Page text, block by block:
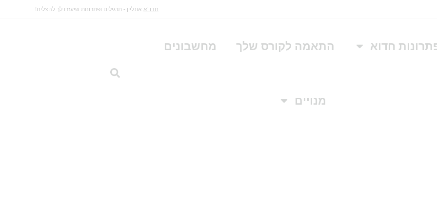
חדו"א אונליין - תרגילים ופתרונות שיעזרו לך להצליח!
חדוא התאמה לקורס שלך מחשבונים
מנויים